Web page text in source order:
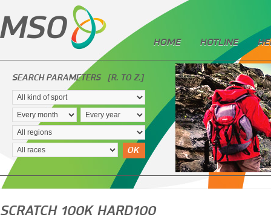
HOME HOTLINE
SEARCH PARAMETERS [R. TO Z.]
OK
SCRATCH 100K HARD100